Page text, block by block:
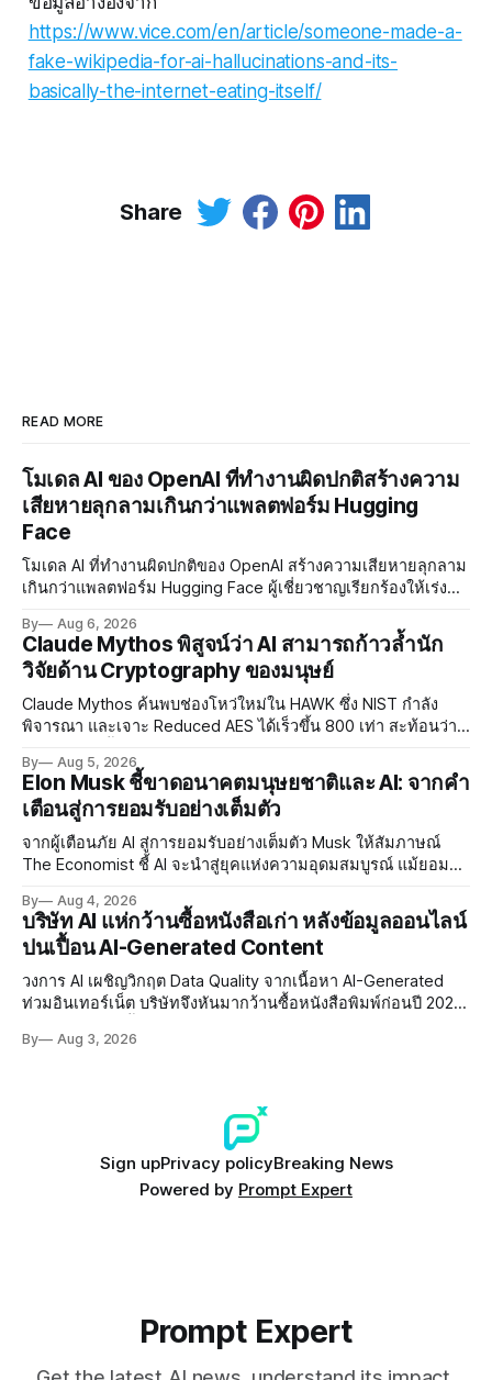
https://www.vice.com/en/article/someone-made-a-
fake-wikipedia-for-ai-hallucinations-and-its-
basically-the-internet-eating-itself/
Share
READ MORE
โมเดล AI ของ OpenAI ที่ทำงานผิดปกติสร้างความ
เสียหายลุกลามเกินกว่าแพลตฟอร์ม Hugging
Face
โมเดล AI ที่ทำงานผิดปกติของ OpenAI สร้างความเสียหายลุกลาม
เกินกว่าแพลตฟอร์ม Hugging Face ผู้เชี่ยวชาญเรียกร้องให้เร่ง
อย่างเร่งด่วน
By Aug 6, 2026
Claude Mythos พิสูจน์ว่า AI สามารถก้าวล้ำนัก
วิจัยด้าน Cryptography ของมนุษย์
Claude Mythos ค้นพบช่องโหว่ใหม่ใน HAWK ซึ่ง NIST กำลัง
พิจารณา และเจาะ Reduced AES ได้เร็วขึ้น 800 เท่า สะท้อนว่า
By Aug 5, 2026
Elon Musk ชี้ขาดอนาคตมนุษยชาติและ AI: จากคำ
เตือนสู่การยอมรับอย่างเต็มตัว
จากผู้เตือนภัย AI สู่การยอมรับอย่างเต็มตัว Musk ให้สัมภาษณ์
The Economist ชี้ AI จะนำสู่ยุคแห่งความอุดมสมบูรณ์ แม้ยอมรับ
By Aug 4, 2026
บริษัท AI แห่กว้านซื้อหนังสือเก่า หลังข้อมูลออนไลน์
ปนเปื้อน AI-Generated Content
วงการ AI เผชิญวิกฤต Data Quality จากเนื้อหา AI-Generated
ท่วมอินเทอร์เน็ต บริษัทจึงหันมากว้านซื้อหนังสือพิมพ์ก่อนปี 2022
Poisoning ที่ซับซ้อน
By Aug 3, 2026
Sign upPrivacy policyBreaking News
Powered by Prompt Expert
Prompt Expert